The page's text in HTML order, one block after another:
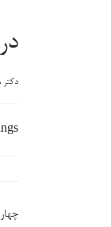
درس
دکتر